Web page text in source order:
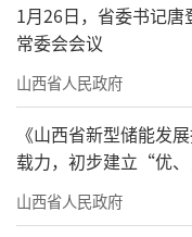
1月26日，省委书记
常委会会议
山西省人民政府
《山西省新型储能发
载力，初步建立“优
山西省人民政府